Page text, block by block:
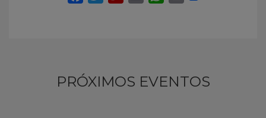
PRÓXIMOS EVENTOS